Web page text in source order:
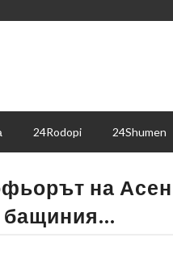
24Rodopi 24Shumen
на Асен
бащиния…